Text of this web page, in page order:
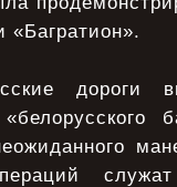
«Багратион».
дороги